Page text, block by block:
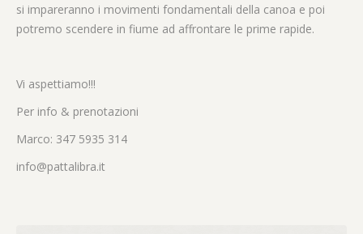
si impareranno i movimenti fondamentali della canoa e poi
potremo scendere in fiume ad affrontare le prime rapide.
Vi aspettiamo!!!
Per info & prenotazioni
Marco: 347 5935 314
info@pattalibra.it